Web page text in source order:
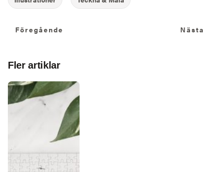
Föregående
Föregående Nästa
Fler artiklar